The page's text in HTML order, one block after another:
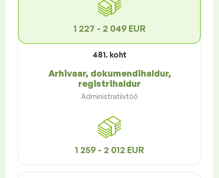
1 227 - 2 049 EUR
481. koht
Arhivaar, dokumendihaldur,
registrihaldur
Administratiivtöö
1 259 - 2 012 EUR